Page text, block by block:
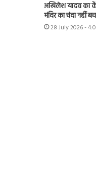
अखिलेश यादव का
मंदिर का चंदा नहीं
28 July 2026 -